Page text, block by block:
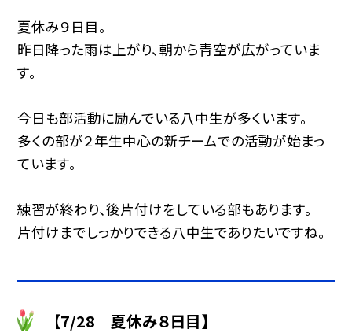
夏休み９日目。
昨日降った雨は上がり、朝から青空が広がっていま
す。
今日も部活動に励んでいる八中生が多くいます。
多くの部が２年生中心の新チームでの活動が始まっ
ています。
練習が終わり、後片付けをしている部もあります。
片付けまでしっかりできる八中生でありたいですね。
【7/28 夏休み８日目】